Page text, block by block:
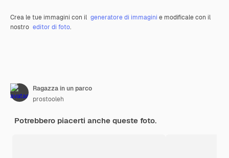
Crea le tue immagini con il generatore di immagini e modificale con il
nostro editor di foto.
Ragazza in un parco
prostooleh
Potrebbero piacerti anche queste foto.